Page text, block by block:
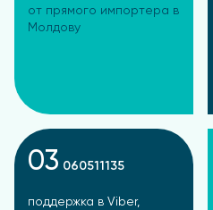
от прямого импортера в
Молдову
03 060511135
поддержка в Viber,